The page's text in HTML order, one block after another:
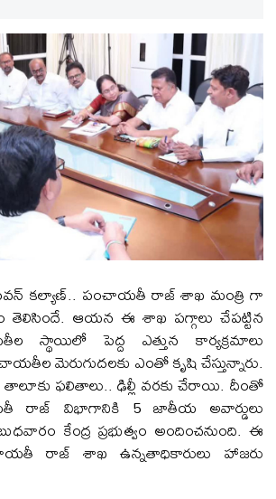
క‌ల్యాణ్‌.. పంచాయ‌తీ రాజ్ శాఖ మంత్రి గా
ఆయన ఈ శాఖ ప‌గ్గాలు చేప‌ట్టిన
స్థాయిలో పెద్ద ఎత్తున కార్య‌క్ర‌మాలు
మెరుగుద‌ల‌కు ఎంతో కృషి చేస్తున్నారు.
ఫ‌లితాలు.. ఢిల్లీ వ‌ర‌కు చేరాయి. దీంతో
రాజ్ విభాగానికి 5 జాతీయ అవార్డులు
కేంద్ర ప్ర‌భుత్వం అందించ‌నుంది. ఈ
రాజ్ శాఖ ఉన్నతాధికారులు హాజ‌రు